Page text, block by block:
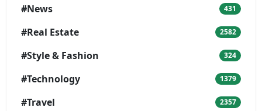
#News 431
#Real Estate 2582
#Style & Fashion 324
#Technology 1379
#Travel 2357